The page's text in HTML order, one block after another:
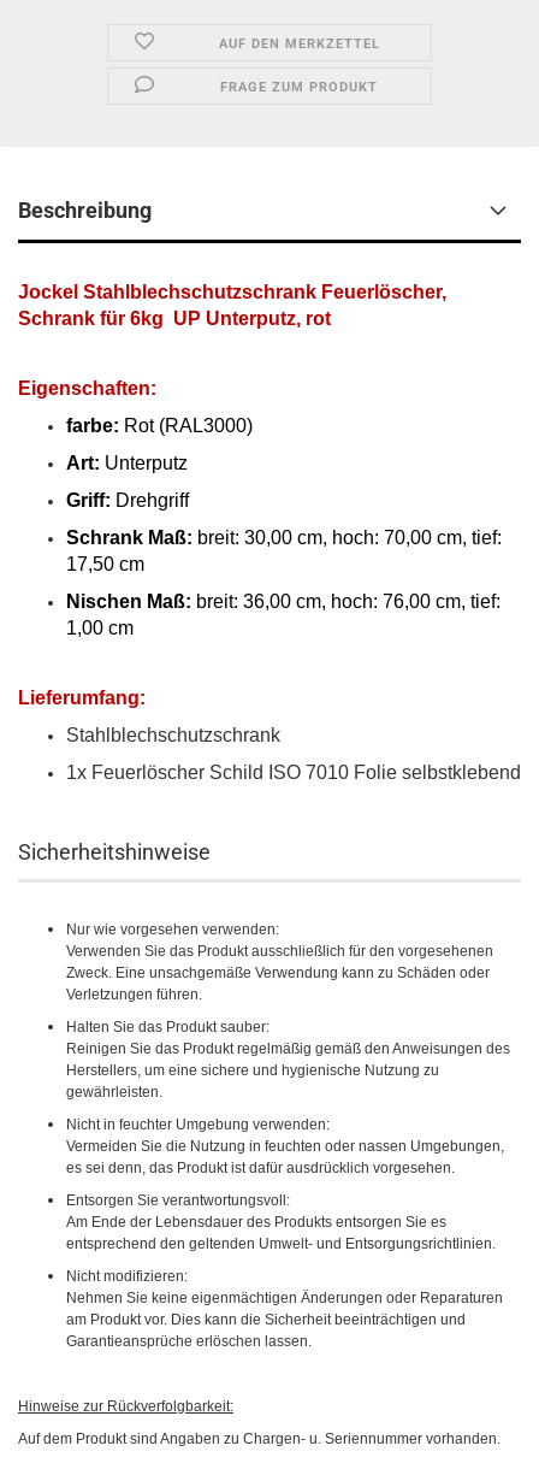
AUF DEN MERKZETTEL
FRAGE ZUM PRODUKT
Beschreibung
Jockel Stahlblechschutzschrank Feuerlöscher,
Schrank für 6kg UP Unterputz, rot
Eigenschaften:
farbe: Rot (RAL3000)
Art: Unterputz
Griff: Drehgriff
Schrank Maß: breit: 30,00 cm, hoch: 70,00 cm, tief:
17,50 cm
Nischen Maß: breit: 36,00 cm, hoch: 76,00 cm, tief:
1,00 cm
Lieferumfang:
Stahlblechschutzschrank
1x Feuerlöscher Schild ISO 7010 Folie selbstklebend
Sicherheitshinweise
Nur wie vorgesehen verwenden:
Verwenden Sie das Produkt ausschließlich für den vorgesehenen
Zweck. Eine unsachgemäße Verwendung kann zu Schäden oder
Verletzungen führen.
Halten Sie das Produkt sauber:
Reinigen Sie das Produkt regelmäßig gemäß den Anweisungen des
Herstellers, um eine sichere und hygienische Nutzung zu
gewährleisten.
Nicht in feuchter Umgebung verwenden:
Vermeiden Sie die Nutzung in feuchten oder nassen Umgebungen,
es sei denn, das Produkt ist dafür ausdrücklich vorgesehen.
Entsorgen Sie verantwortungsvoll:
Am Ende der Lebensdauer des Produkts entsorgen Sie es
entsprechend den geltenden Umwelt- und Entsorgungsrichtlinien.
Nicht modifizieren:
Nehmen Sie keine eigenmächtigen Änderungen oder Reparaturen
am Produkt vor. Dies kann die Sicherheit beeinträchtigen und
Garantieansprüche erlöschen lassen.
Hinweise zur Rückverfolgbarkeit:
Auf dem Produkt sind Angaben zu Chargen- u. Seriennummer vorhanden.